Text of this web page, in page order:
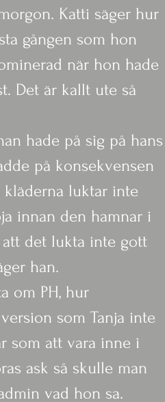
Katti säger hur
gången som hon
när hon hade
Det är kallt ute så
hade på sig på hans
på konsekvensen
kläderna luktar inte
innan den hamnar i
det lukta inte gott
han.
om PH, hur
som Tanja inte
som att vara inne i
ask så skulle man
vad hon sa.